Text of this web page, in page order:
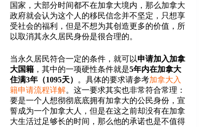
国家，大部分时间都不在加拿大境内，那么加拿大
政府就会认为这个人的移民信念并不坚定，只想享
受社会的福利，但是不想为其创造更多的价值，所
以取消其永久居民身份是很合理的。
当永久居民符合一定的条件，就可以申请加入加拿
大国籍 ，其中的一项硬性条件就是5年内在加拿大
住满3年（1095天）
。具体的要求请参考加拿大入
籍申请流程详解。这一要求其实也非常符合常理：
要是一个人想彻彻底底拥有加拿大的公民身份，宣
誓成为一个加拿大人，但是在这之前却没有在加拿
大生活过足够长的时间，那么他的承诺也是不值得